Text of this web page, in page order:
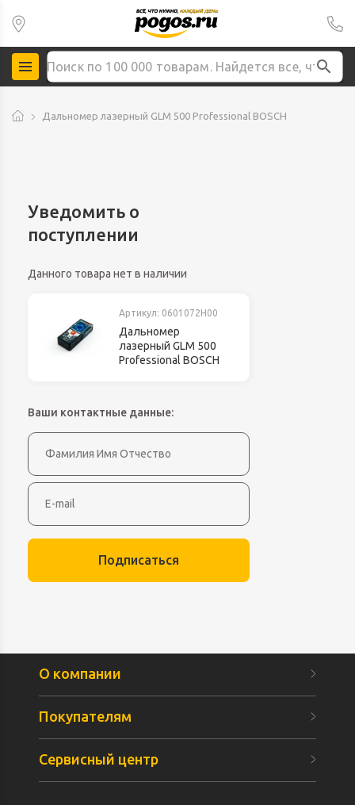
Дальномер лазерный GLM 500 Professional BOSCH
Уведомить о
поступлении
Данного товара нет в наличии
Артикул: 0601072H00
Дальномер
лазерный GLM 500
Professional BOSCH
Ваши контактные данные:
Подписаться
О компании
Покупателям
Сервисный центр